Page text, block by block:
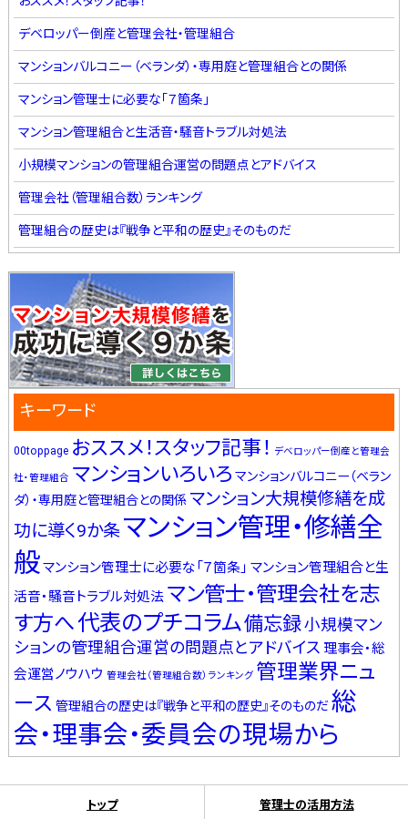
デベロッパー倒産と管理会社・管理組合
マンションバルコニー（ベランダ）・専用庭と管理組合との関係
マンション管理士に必要な「７箇条」
マンション管理組合と生活音・騒音トラブル対処法
小規模マンションの管理組合運営の問題点とアドバイス
管理会社（管理組合数）ランキング
管理組合の歴史は『戦争と平和の歴史』そのものだ
キーワード
00toppage おススメ！スタッフ記事！ デベロッパー倒産と管理会
社・管理組合 マンションいろいろ マンションバルコニー（ベラン
ダ）・専用庭と管理組合との関係 マンション大規模修繕を成
功に導く9か条マンション管理・修繕全
般マンション管理士に必要な「７箇条」 マンション管理組合と生
活音・騒音トラブル対処法 マン管士・管理会社を志
す方へ代表のプチコラム備忘録小規模マン
ションの管理組合運営の問題点とアドバイス 理事会・総
会運営ノウハウ 管理会社（管理組合数）ランキング 管理業界ニュ
ース 管理組合の歴史は『戦争と平和の歴史』そのものだ総
会・理事会・委員会の現場から
トップ 管理士の活用方法